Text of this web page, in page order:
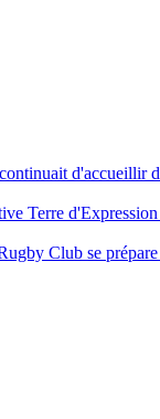
d'accueillir
Terre d'Expression
Club se